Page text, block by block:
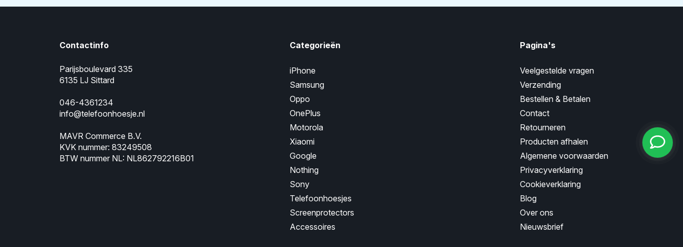
Contactinfo
Parijsboulevard 335
6135 LJ Sittard
046-4361234
info@telefoonhoesje.nl
MAVR Commerce B.V.
KVK nummer: 83249508
BTW nummer NL: NL862792216B01
Categorieën
iPhone
Samsung
Oppo
OnePlus
Motorola
Xiaomi
Google
Nothing
Sony
Telefoonhoesjes
Screenprotectors
Accessoires
Pagina's
Veelgestelde vragen
Verzending
Bestellen & Betalen
Contact
Retourneren
Producten afhalen
Algemene voorwaarden
Privacyverklaring
Cookieverklaring
Blog
Over ons
Nieuwsbrief